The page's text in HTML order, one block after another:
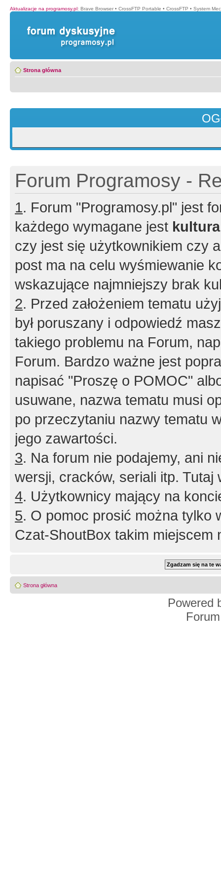
Aktualizacje na programosy.pl: Brave Browser • CrossFTP Portable • CrossFTP • System
Strona główna
Forum Programosy -
1. Forum "Programosy.pl" jest
każdego wymagane jest
czy jest się użytkownikiem czy
post ma na celu wyśmiewanie
wskazujące najmniejszy brak
2. Przed założeniem tematu
był poruszany i odpowiedź
takiego problemu na Forum,
Forum. Bardzo ważne jest
napisać "Proszę o POMOC"
usuwane, nazwa tematu musi
po przeczytaniu nazwy tematu
jego zawartości.
3. Na forum nie podajemy, ani
wersji, cracków, seriali itp. Tutaj
4. Użytkownicy mający na
5. O pomoc prosić można tylko
Czat-ShoutBox takim miejscem
Strona główna
Powered